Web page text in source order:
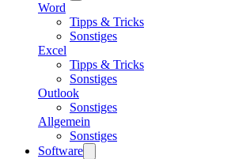
Word
Tipps & Tricks
Sonstiges
Excel
Tipps & Tricks
Sonstiges
Outlook
Sonstiges
Allgemein
Sonstiges
Software